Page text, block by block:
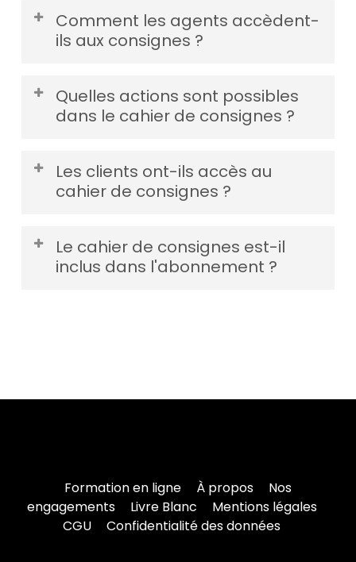
mettez en forme votre texte et/ou ajoutez
directement une pièce jointe.
Comment les agents accèdent-
ils aux consignes ?
mobile). Les consignes sont accessibles en
temps réel pour guider les agents sur le
Quelles actions sont possibles
dans le cahier de consignes ?
peuvent lire, écrire, modifier et supprimer
leurs propres messages.
Les clients ont-ils accès au
cahier de consignes ?
selon les droits que vous leur accordez.
Le cahier de consignes est-il
inclus dans l'abonnement ?
Formation en ligne À propos
Nos
engagements
Livre Blanc
Mentions légales
CGU
Confidentialité des données